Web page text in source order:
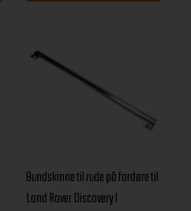
Bundskinne til rude på fordøre til
Land Rover Discovery I